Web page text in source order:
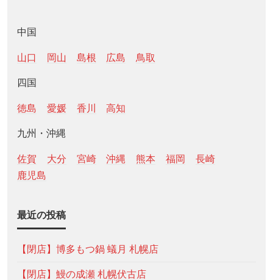
中国
山口 岡山 島根 広島 鳥取
四国
徳島 愛媛 香川 高知
九州・沖縄
佐賀 大分 宮崎 沖縄 熊本 福岡
長崎
鹿児島
最近の投稿
【閉店】博多もつ鍋 蟻月 札幌店
【閉店】鰻の成瀬 札幌伏古店